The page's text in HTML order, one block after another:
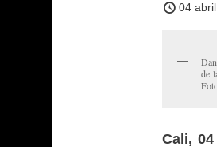
04
de
Cali, 04